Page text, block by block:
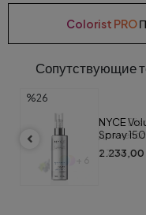
Colorist PRO
Сопутствующие
%26
NYCE
Spray
2.233,00